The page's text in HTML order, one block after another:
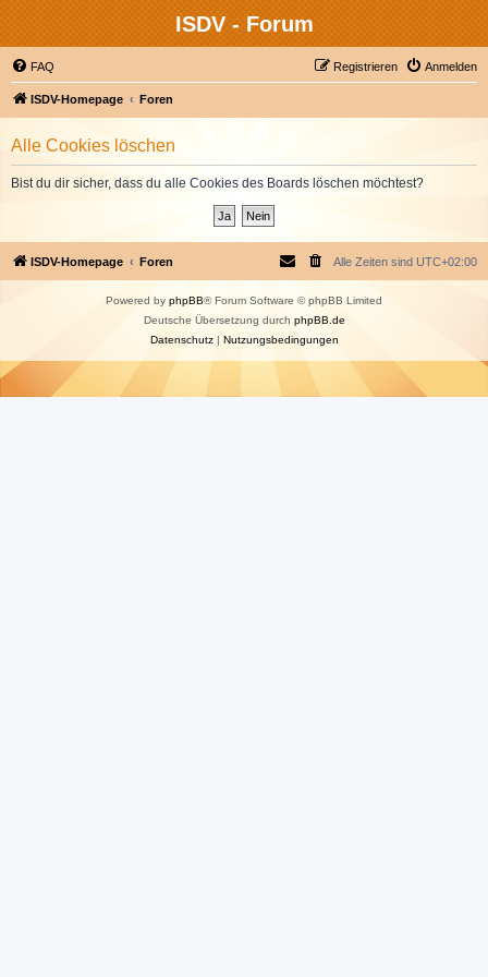
ISDV - Forum
FAQ Anmelden
Registrieren
ISDV-Homepage Foren
Alle Cookies löschen
Bist du dir sicher, dass du alle Cookies des Boards löschen möchtest?
ISDV-Homepage Foren Alle Zeiten sind UTC+02:00
Powered by phpBB® Forum Software © phpBB Limited
Deutsche Übersetzung durch phpBB.de
Datenschutz| Nutzungsbedingungen